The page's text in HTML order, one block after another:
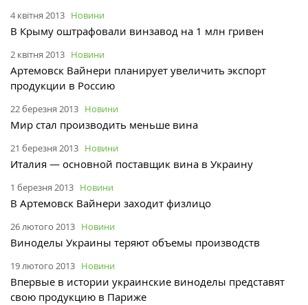
4 квітня 2013 Новини
В Крыму оштрафовали винзавод на 1 млн гривен
2 квітня 2013 Новини
Артемовск Вайнери планирует увеличить экспорт
продукции в Россию
22 березня 2013 Новини
Мир стал производить меньше вина
21 березня 2013 Новини
Италия — основной поставщик вина в Украину
1 березня 2013 Новини
В Артемовск Вайнери заходит физлицо
26 лютого 2013 Новини
Виноделы Украины теряют объемы производств
19 лютого 2013 Новини
Впервые в истории украинские виноделы представят
свою продукцию в Париже